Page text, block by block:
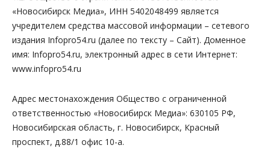
«Новосибирск Медиа», ИНН 5402048499 является
учредителем средства массовой информации – сетевого
издания Infopro54.ru (далее по тексту – Сайт). Доменное
имя: Infopro54.ru, электронный адрес в сети Интернет:
www.infopro54.ru
Адрес местонахождения Общество с ограниченной
ответственностью «Новосибирск Медиа»: 630105 РФ,
Новосибирская область, г. Новосибирск, Красный
проспект, д.88/1 офис 10-а.